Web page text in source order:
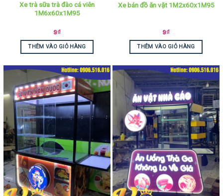
Xe trà sữa trà đào cá viên
1M6x60x1M95
9₫
THÊM VÀO GIỎ HÀNG
Xe bán đồ ăn vặt 1M2x60x1M95
9₫
THÊM VÀO GIỎ HÀNG